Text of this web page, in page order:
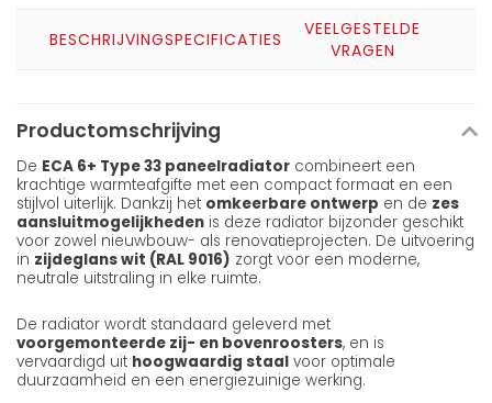
BESCHRIJVINGSPECIFICATIES
VEELGESTELDE
VRAGEN
Productomschrijving
De ECA 6+ Type 33 paneelradiator combineert een
krachtige warmteafgifte met een compact formaat en een
stijlvol uiterlijk. Dankzij het omkeerbare ontwerp en de zes
aansluitmogelijkheden is deze radiator bijzonder geschikt
voor zowel nieuwbouw- als renovatieprojecten. De uitvoering
in zijdeglans wit (RAL 9016) zorgt voor een moderne,
neutrale uitstraling in elke ruimte.
De radiator wordt standaard geleverd met
voorgemonteerde zij- en bovenroosters, en is
vervaardigd uit hoogwaardig staal voor optimale
duurzaamheid en een energiezuinige werking.